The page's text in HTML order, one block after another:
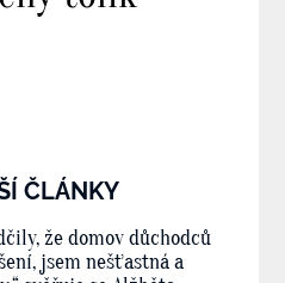
ČLÁNKY
že domov důchodců
jsem nešťastná a